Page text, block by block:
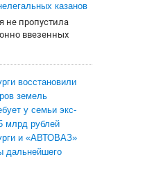
казанов
не пропустила
ввезенных
восстановили
земель
у семьи экс-
млрд рублей
и «АВТОВАЗ»
дальнейшего